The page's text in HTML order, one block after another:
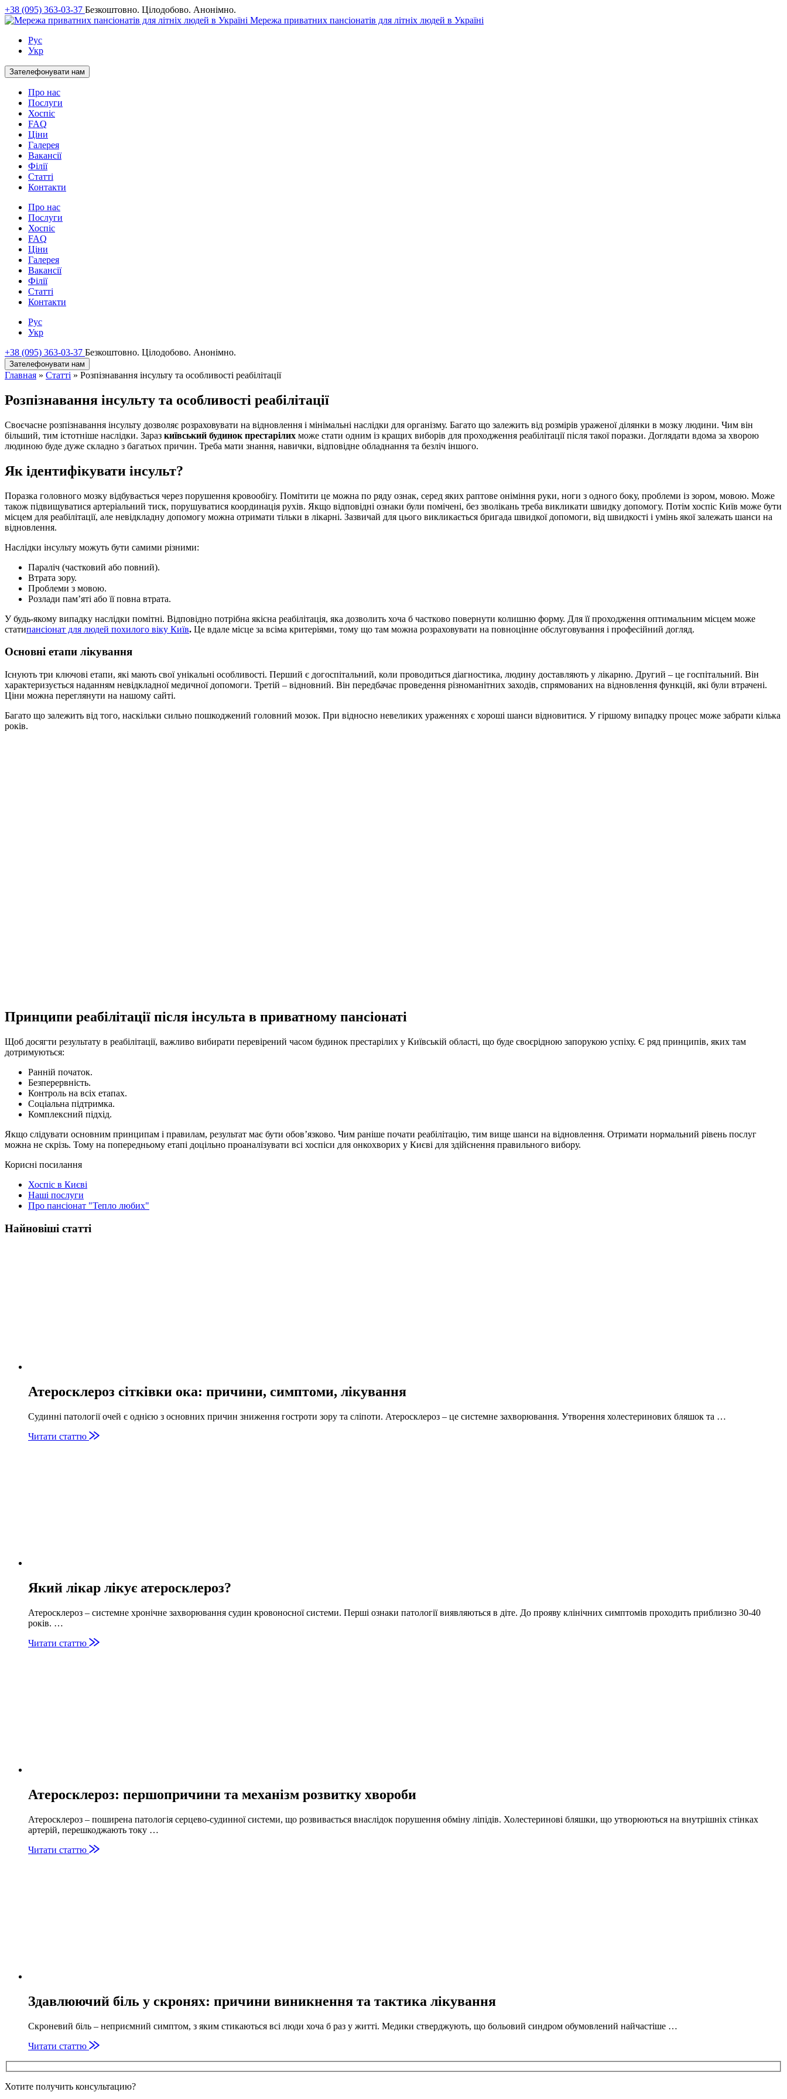
+38 (095) 363-03-37 Безкоштовно. Цілодобово. Анонімно.
Мережа приватних пансіонатів для літніх людей в Україні
Рус
Укр
Зателефонувати нам
Про нас
Послуги
Хоспіс
FAQ
Ціни
Галерея
Вакансії
Філії
Статті
Контакти
Про нас
Послуги
Хоспіс
FAQ
Ціни
Галерея
Вакансії
Філії
Статті
Контакти
Рус
Укр
+38 (095) 363-03-37 Безкоштовно. Цілодобово. Анонімно.
Зателефонувати нам
Главная » Статті » Розпізнавання інсульту та особливості реабілітації
Розпізнавання інсульту та особливості реабілітації
Своєчасне розпізнавання інсульту дозволяє розраховувати на відновлення і мінімальні наслідки для організму. Багато що залежить від розмірів ураженої ділянки в мозку людини. Чим він
більший, тим істотніше наслідки. Зараз київський будинок престарілих може стати одним із кращих виборів для проходження реабілітації після такої поразки. Доглядати вдома за хворою
людиною буде дуже складно з багатьох причин. Треба мати знання, навички, відповідне обладнання та безліч іншого.
Як ідентифікувати інсульт?
Поразка головного мозку відбувається через порушення кровообігу. Помітити це можна по ряду ознак, серед яких раптове оніміння руки, ноги з одного боку, проблеми із зором, мовою. Може
також підвищуватися артеріальний тиск, порушуватися координація рухів. Якщо відповідні ознаки були помічені, без зволікань треба викликати швидку допомогу. Потім хоспіс Київ може бути
місцем для реабілітації, але невідкладну допомогу можна отримати тільки в лікарні. Зазвичай для цього викликається бригада швидкої допомоги, від швидкості і умінь якої залежать шанси на
відновлення.
Наслідки інсульту можуть бути самими різними:
Параліч (частковий або повний).
Втрата зору.
Проблеми з мовою.
Розлади пам’яті або її повна втрата.
У будь-якому випадку наслідки помітні. Відповідно потрібна якісна реабілітація, яка дозволить хоча б частково повернути колишню форму. Для її проходження оптимальним місцем може
статипансіонат для людей похилого віку Київ. Це вдале місце за всіма критеріями, тому що там можна розраховувати на повноцінне обслуговування і професійний догляд.
Основні етапи лікування
Існують три ключові етапи, які мають свої унікальні особливості. Перший є догоспітальний, коли проводиться діагностика, людину доставляють у лікарню. Другий – це госпітальний. Він
характеризується наданням невідкладної медичної допомоги. Третій – відновний. Він передбачає проведення різноманітних заходів, спрямованих на відновлення функцій, які були втрачені.
Ціни можна переглянути на нашому сайті.
Багато що залежить від того, наскільки сильно пошкоджений головний мозок. При відносно невеликих ураженнях є хороші шанси відновитися. У гіршому випадку процес може забрати кілька
років.
Принципи реабілітації після інсульта в приватному пансіонаті
Щоб досягти результату в реабілітації, важливо вибирати перевірений часом будинок престарілих у Київській області, що буде своєрідною запорукою успіху. Є ряд принципів, яких там
дотримуються:
Ранній початок.
Безперервність.
Контроль на всіх етапах.
Соціальна підтримка.
Комплексний підхід.
Якщо слідувати основним принципам і правилам, результат має бути обов’язково. Чим раніше почати реабілітацію, тим вище шанси на відновлення. Отримати нормальний рівень послуг
можна не скрізь. Тому на попередньому етапі доцільно проаналізувати всі хоспіси для онкохворих у Києві для здійснення правильного вибору.
Корисні посилання
Хоспіс в Києві
Наші послуги
Про пансіонат "Тепло любих"
Найновіші статті
Атеросклероз сітківки ока: причини, симптоми, лікування
Судинні патології очей є однією з основних причин зниження гостроти зору та сліпоти. Атеросклероз – це системне захворювання. Утворення холестеринових бляшок та …
Читати статтю
Який лікар лікує атеросклероз?
Атеросклероз – системне хронічне захворювання судин кровоносної системи. Перші ознаки патології виявляються в діте. До прояву клінічних симптомів проходить приблизно 30-40
років. …
Читати статтю
Атеросклероз: першопричини та механізм розвитку хвороби
Атеросклероз – поширена патологія серцево-судинної системи, що розвивається внаслідок порушення обміну ліпідів. Холестеринові бляшки, що утворюються на внутрішніх стінках
артерій, перешкоджають току …
Читати статтю
Здавлюючий біль у скронях: причини виникнення та тактика лікування
Скроневий біль – неприємний симптом, з яким стикаються всі люди хоча б раз у житті. Медики стверджують, що больовий синдром обумовлений найчастіше …
Читати статтю
Хотите получить консультацию?